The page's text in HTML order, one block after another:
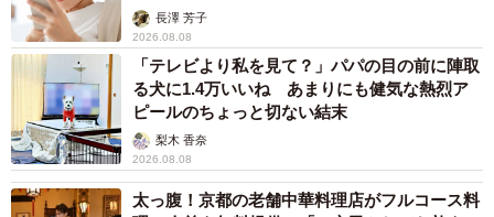
解説】長澤 芳子
2026.08.08
「テレビより私を見て？」パパの目の前に陣取
る犬に1.4万いいね あまりにも健気な熱烈ア
ピールのちょっと切ない結末
梨木 香奈
2026.08.08
太っ腹！京都の老舗中華料理店がフルコース料